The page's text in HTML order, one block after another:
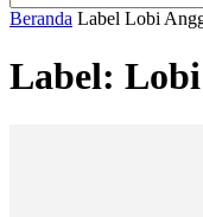
Beranda Label Lobi
Label: